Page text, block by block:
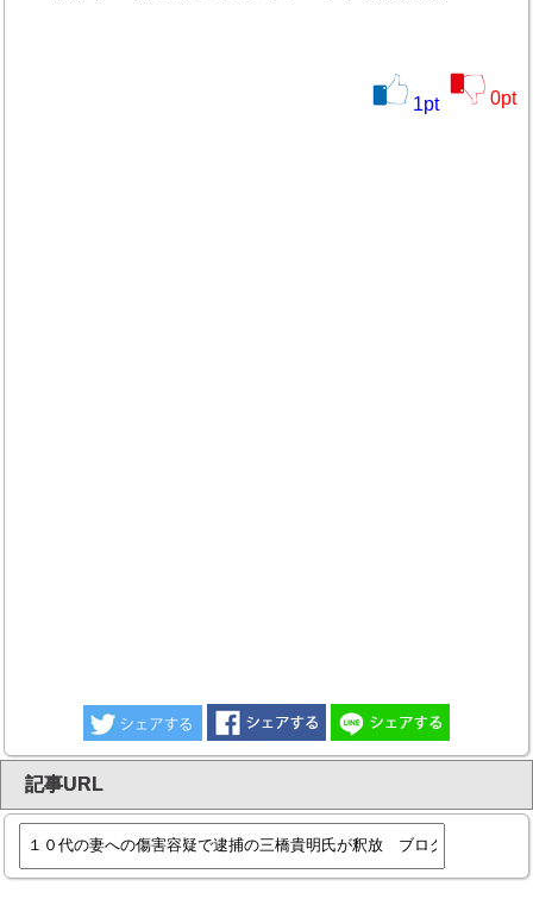
1pt 0pt
記事URL